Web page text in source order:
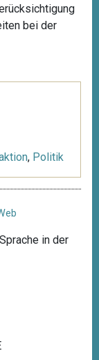
bei der
, Politik
in der